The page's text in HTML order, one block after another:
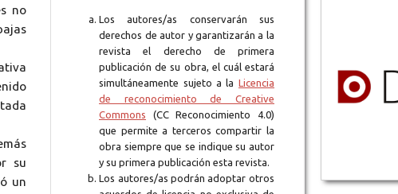
no
su
un
Los autores/as conservarán sus
derechos de autor y garantizarán a la
revista el derecho de primera
publicación de su obra, el cuál estará
simultáneamente sujeto a la Licencia
de reconocimiento de Creative
Commons (CC Reconocimiento 4.0)
que permite a terceros compartir la
obra siempre que se indique su autor
y su primera publicación esta revista.
Los autores/as podrán adoptar otros